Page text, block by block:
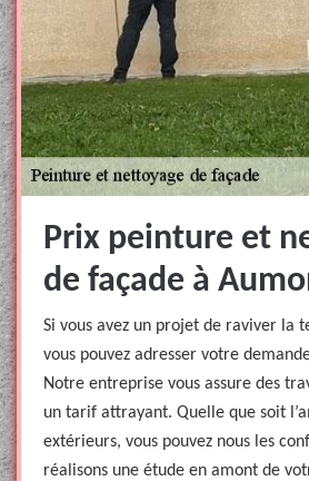
Prix peinture et
de façade à
Si vous avez un projet de raviver la
vous pouvez adresser votre
Notre entreprise vous assure des
un tarif attrayant. Quelle que soit
extérieurs, vous pouvez nous les
réalisons une étude en amont de